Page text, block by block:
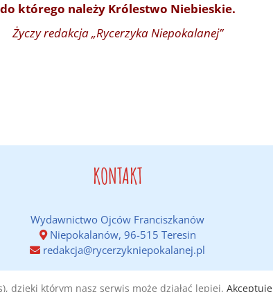
do którego należy Królestwo Niebieskie.
Życzy redakcja „Rycerzyka Niepokalanej”
KONTAKT
Wydawnictwo Ojców Franciszkanów
Niepokalanów, 96-515 Teresin
redakcja@rycerzykniepokalanej.pl
dzięki którym nasz serwis może działać lepiej. Akceptuję